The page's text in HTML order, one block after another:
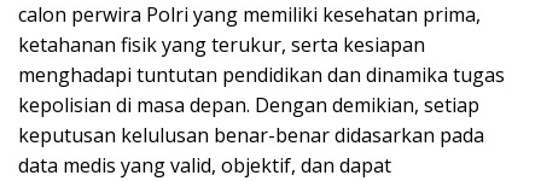
calon perwira Polri yang memiliki kesehatan prima,
ketahanan fisik yang terukur, serta kesiapan
menghadapi tuntutan pendidikan dan dinamika tugas
kepolisian di masa depan. Dengan demikian, setiap
keputusan kelulusan benar-benar didasarkan pada
data medis yang valid, objektif, dan dapat